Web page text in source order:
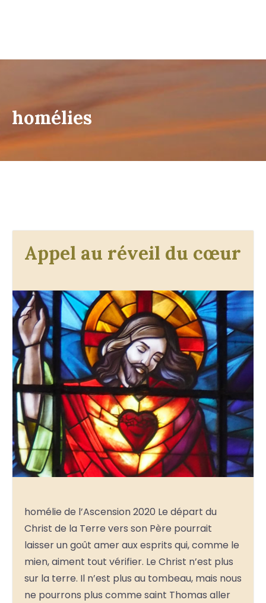
homélies
Appel au réveil du cœur
homélie de l’Ascension 2020 Le départ du
Christ de la Terre vers son Père pourrait
laisser un goût amer aux esprits qui, comme le
mien, aiment tout vérifier. Le Christ n’est plus
sur la terre. Il n’est plus au tombeau, mais nous
ne pourrons plus comme saint Thomas aller